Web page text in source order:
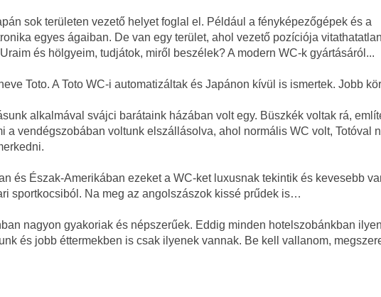
sok területen vezető helyet foglal el. Például a fényképezőgépek és a
egyes ágaiban. De van egy terület, ahol vezető pozíciója
és hölgyeim, tudjátok, miről beszélek? A modern WC-k gyártásáról...
Toto. A Toto WC-i automatizáltak és Japánon kívül is ismertek. Jobb
alkalmával svájci barátaink házában volt egy. Büszkék voltak rá,
a vendégszobában voltunk elszállásolva, ahol normális WC volt, Totóval
és Észak-Amerikában ezeket a WC-ket luxusnak tekintik és kevesebb
sportkocsiból. Na meg az angolszászok kissé prűdek is…
nagyon gyakoriak és népszerűek. Eddig minden hotelszobánkban ilyen
és jobb éttermekben is csak ilyenek vannak. Be kell vallanom,